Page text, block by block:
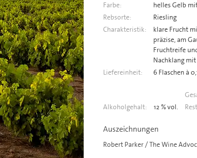
Farbe:
helles Gelb
Rebsorte:
Riesling
Charakteristik:
klare Frucht
präzise, am
Fruchtreife
Nachklang
Liefereinheit:
6 Flaschen à
Alkoholgehalt:
12 % vol.
Auszeichnungen
Robert Parker / The Wine